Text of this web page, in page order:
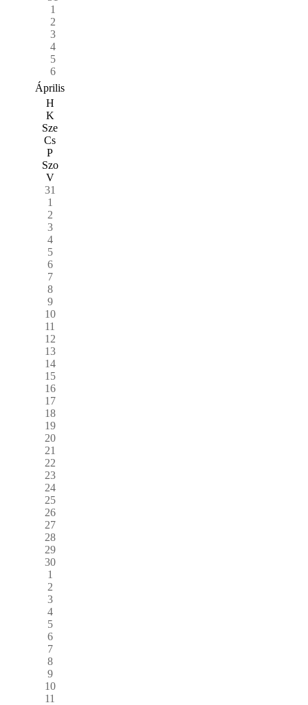
1
2
3
4
5
6
Április
H
K
Sze
Cs
P
Szo
V
31
1
2
3
4
5
6
7
8
9
10
11
12
13
14
15
16
17
18
19
20
21
22
23
24
25
26
27
28
29
30
1
2
3
4
5
6
7
8
9
10
11